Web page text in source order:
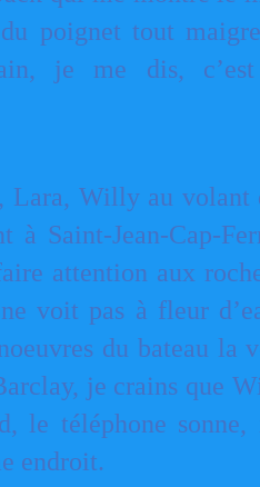
poignet tout
je me dis,
Lara, Willy au
à Saint-Jean-Cap-
attention aux
voit pas à fleur
du bateau la
je crains que
le téléphone
endroit.